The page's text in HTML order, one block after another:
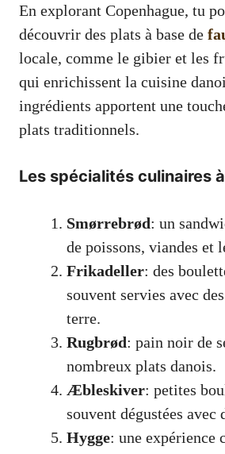
En explorant Copenhague, tu
découvrir des plats à base de
locale, comme le gibier et les
qui enrichissent la cuisine
ingrédients apportent une
plats traditionnels.
Les spécialités culinaires
Smørrebrød: un
de poissons, viandes et
Frikadeller: des
souvent servies avec
terre.
Rugbrød: pain noir de
nombreux plats danois.
Æbleskiver: petites
souvent dégustées avec
Hygge: une expérience